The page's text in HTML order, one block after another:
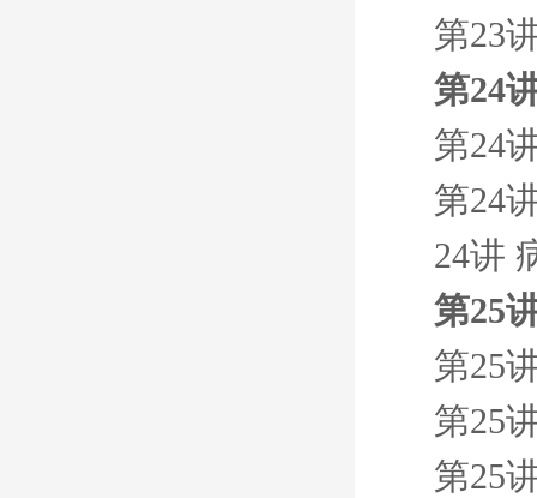
第23
第24
第24
第24
24讲
第25
第25
第25
第25